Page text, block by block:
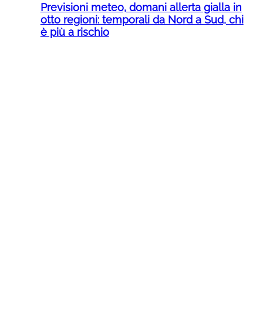
Previsioni meteo, domani allerta gialla in
otto regioni: temporali da Nord a Sud, chi
è più a rischio